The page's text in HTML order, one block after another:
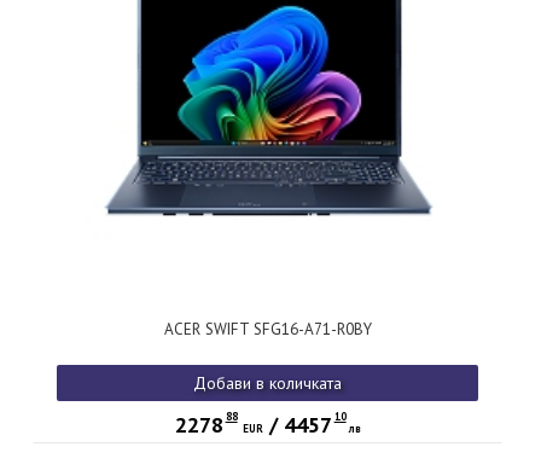
ACER SWIFT SFG16-A71-R0BY
Добави в количката
2278 88
EUR/ 4457 10
лв